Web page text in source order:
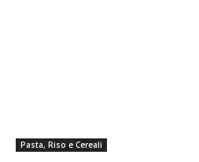
Pasta, Riso e Cereali